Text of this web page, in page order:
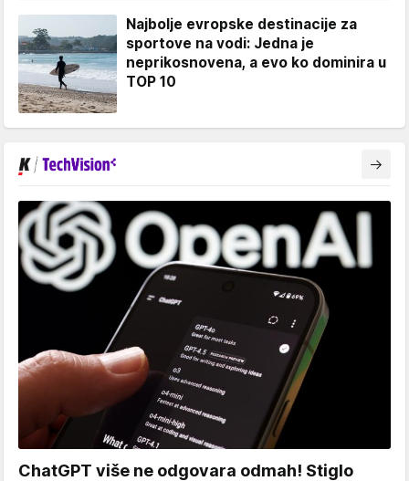
Najbolje evropske destinacije za
sportove na vodi: Jedna je
neprikosnovena, a evo ko dominira u
TOP 10
ChatGPT više ne odgovara odmah! Stiglo